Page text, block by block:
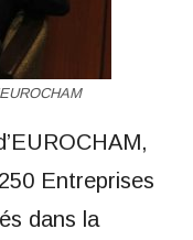
Entreprises
dans la